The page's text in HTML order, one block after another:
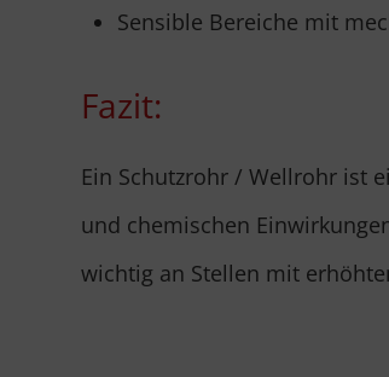
Sensible Bereiche mit
Fazit:
Ein Schutzrohr / Wellrohr ist
und chemischen
wichtig an Stellen mit